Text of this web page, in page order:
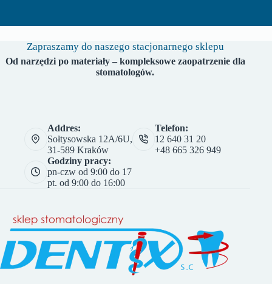
Zapraszamy do naszego stacjonarnego sklepu
Od narzędzi po materiały – kompleksowe zaopatrzenie dla
stomatologów.
Addres:
Sołtysowska 12A/6U,
31-589 Kraków
Telefon:
12 640 31 20
+48 665 326 949
Godziny pracy:
pn-czw od 9:00 do 17
pt. od 9:00 do 16:00